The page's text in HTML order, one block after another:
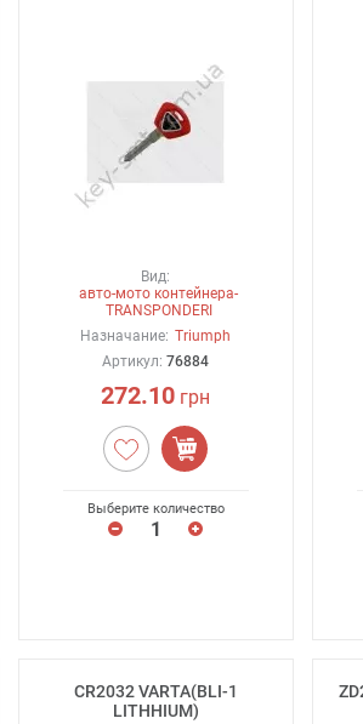
Вид:
авто-мото контейнера-
TRANSPONDERI
Назначание: Triumph
Артикул:76884
272.10 грн
Выберите количество
CR2032 VARTA(BLI-1
LITHHIUM)